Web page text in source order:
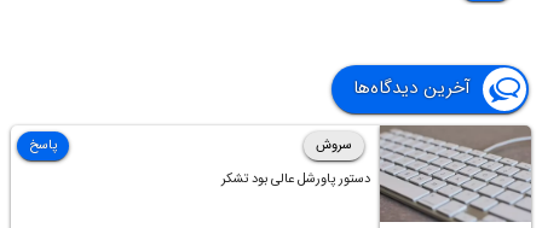
آخرین دیدگاه‌ها
سروش
دستور پاورشل عالی بود تشکر
پاسخ